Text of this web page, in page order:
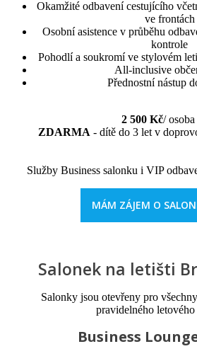
Okamžité odbavení cestujícího
ve frontách
Osobní asistence v průběhu
kontrole
Pohodlí a soukromí ve stylovém
All-inclusive
Přednostní nástup
2 500 Kč/ osoba
ZDARMA - dítě do 3 let v
Služby Business salonku i VIP
MÁM ZÁJEM O
Salonek na letišti
Salonky jsou otevřeny pro
pravidelného letového
Business